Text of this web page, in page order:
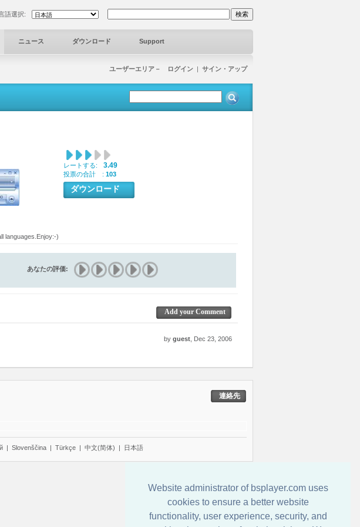
Website administrator of bsplayer.com uses
cookies to ensure a better website
functionality, user experience, security, and
語選択:
ニュース ダウンロード Support
ユーザーエリア－ ログイン | サイン・アップ
レートする: 3.49
投票の合計 : 103
ダウンロード
languages.Enjoy:-)
あなたの評価:
Add your Comment
by guest , Dec 23, 2006
連絡先
| Slovenščina | Türkçe | 中文(简体) | 日本語